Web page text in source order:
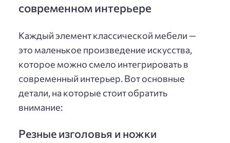
современном интерьере
Каждый элемент классической мебели —
это маленькое произведение искусства,
которое можно смело интегрировать в
современный интерьер. Вот основные
детали, на которые стоит обратить
внимание:
Резные изголовья и ножки